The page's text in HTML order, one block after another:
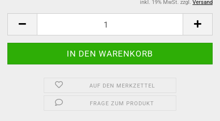
inkl. 19% MwSt. zzgl. Versand
AUF DEN MERKZETTEL
FRAGE ZUM PRODUKT